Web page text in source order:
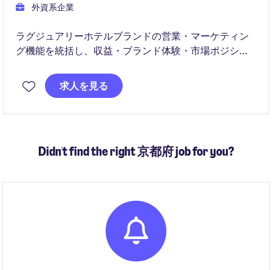
外資系企業
ラグジュアリーホテルブランドの営業・マーケティン
グ機能を統括し、収益・ブランド体験・市場ポジショ
設計からチームマネジメントまで、ホテルの中核を担
うポジションとして事業成長を牽引いただきます。
求人を見る
Didn't find the right 京都府 job for you?